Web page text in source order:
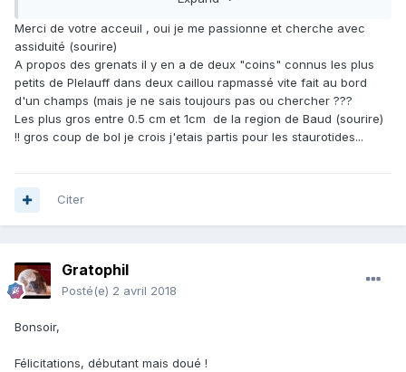
"Minéraux bretons et cristaux de Bretagne" (où d'ailleurs tu
pourras y voir beaucoup de pièces de la région et trouver
des gratouilleurs proches de chez toi).
Tiens, tes grenats m'interpellent. Ils viennent de quel coin?
Je les trouve sympa aussi, de beaux rhombododécaèdres
colorés. :)
Merci de votre acceuil , oui je me passionne et cherche avec
assiduité (sourire)
A propos des grenats il y en a de deux "coins" connus les plus
petits de Plelauff dans deux caillou rapmassé vite fait au bord
d'un champs (mais je ne sais toujours pas ou chercher ???
Les plus gros entre 0.5 cm et 1cm de la region de Baud (sourire)
!! gros coup de bol je crois j'etais partis pour les staurotides...
Citer
Gratophil
Posté(e) 2 avril 2018
Bonsoir,
Félicitations, débutant mais doué !